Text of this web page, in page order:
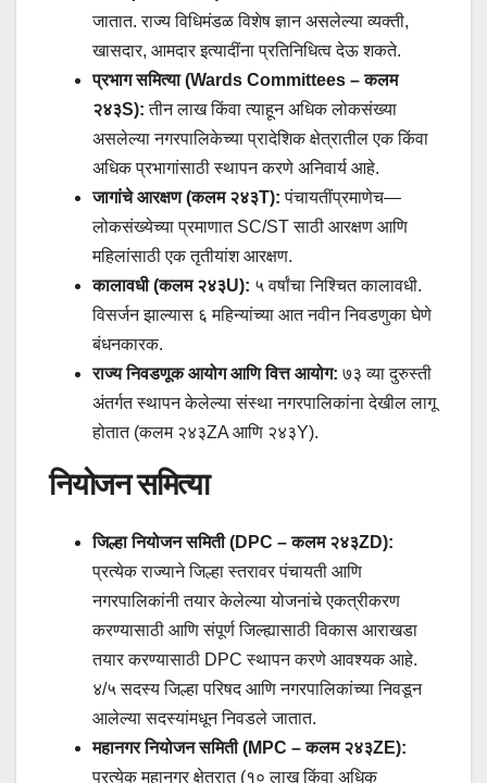
जातात. राज्य विधिमंडळ विशेष ज्ञान असलेल्या व्यक्ती,
खासदार, आमदार इत्यादींना प्रतिनिधित्व देऊ शकते.
प्रभाग समित्या (Wards Committees – कलम
२४३S): तीन लाख किंवा त्याहून अधिक लोकसंख्या
असलेल्या नगरपालिकेच्या प्रादेशिक क्षेत्रातील एक किंवा
अधिक प्रभागांसाठी स्थापन करणे अनिवार्य आहे.
जागांचे आरक्षण (कलम २४३T): पंचायतींप्रमाणेच—
लोकसंख्येच्या प्रमाणात SC/ST साठी आरक्षण आणि
महिलांसाठी एक तृतीयांश आरक्षण.
कालावधी (कलम २४३U): ५ वर्षांचा निश्चित कालावधी.
विसर्जन झाल्यास ६ महिन्यांच्या आत नवीन निवडणुका घेणे
बंधनकारक.
राज्य निवडणूक आयोग आणि वित्त आयोग: ७३ व्या दुरुस्ती
अंतर्गत स्थापन केलेल्या संस्था नगरपालिकांना देखील लागू
होतात (कलम २४३ZA आणि २४३Y).
नियोजन समित्या
जिल्हा नियोजन समिती (DPC – कलम २४३ZD):
प्रत्येक राज्याने जिल्हा स्तरावर पंचायती आणि
नगरपालिकांनी तयार केलेल्या योजनांचे एकत्रीकरण
करण्यासाठी आणि संपूर्ण जिल्ह्यासाठी विकास आराखडा
तयार करण्यासाठी DPC स्थापन करणे आवश्यक आहे.
४/५ सदस्य जिल्हा परिषद आणि नगरपालिकांच्या निवडून
आलेल्या सदस्यांमधून निवडले जातात.
महानगर नियोजन समिती (MPC – कलम २४३ZE):
प्रत्येक महानगर क्षेत्रात (१० लाख किंवा अधिक